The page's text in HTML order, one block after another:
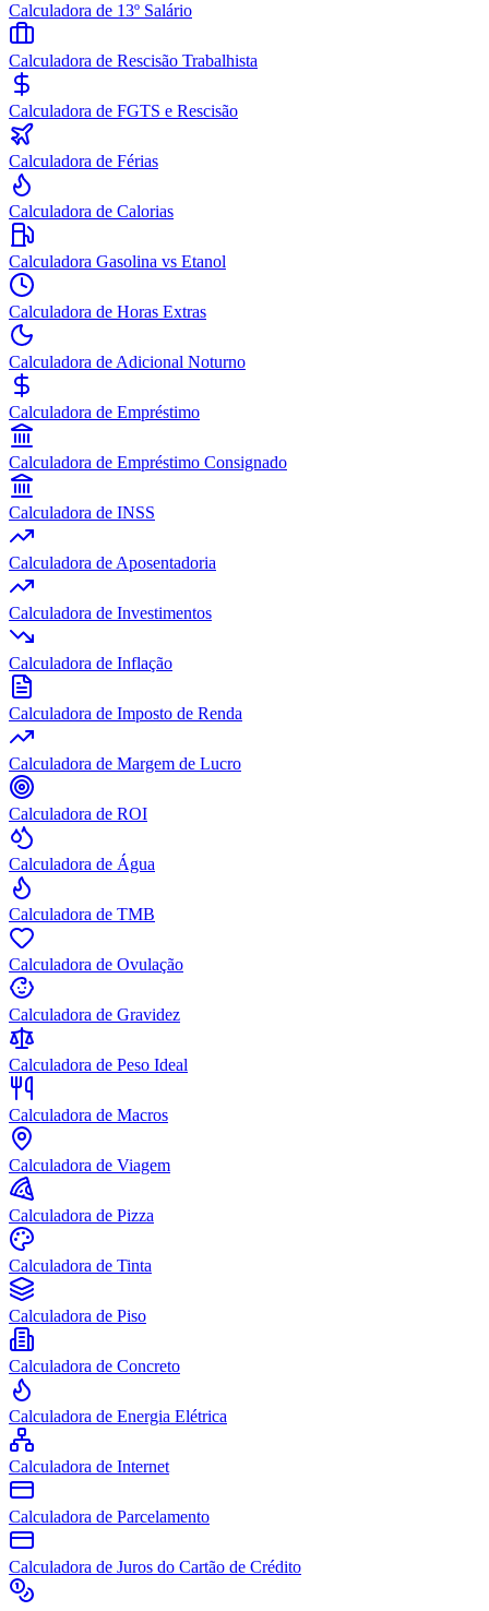
Calculadora de 13º Salário
Calculadora de Rescisão Trabalhista
Calculadora de FGTS e Rescisão
Calculadora de Férias
Calculadora de Calorias
Calculadora Gasolina vs Etanol
Calculadora de Horas Extras
Calculadora de Adicional Noturno
Calculadora de Empréstimo
Calculadora de Empréstimo Consignado
Calculadora de INSS
Calculadora de Aposentadoria
Calculadora de Investimentos
Calculadora de Inflação
Calculadora de Imposto de Renda
Calculadora de Margem de Lucro
Calculadora de ROI
Calculadora de Água
Calculadora de TMB
Calculadora de Ovulação
Calculadora de Gravidez
Calculadora de Peso Ideal
Calculadora de Macros
Calculadora de Viagem
Calculadora de Pizza
Calculadora de Tinta
Calculadora de Piso
Calculadora de Concreto
Calculadora de Energia Elétrica
Calculadora de Internet
Calculadora de Parcelamento
Calculadora de Juros do Cartão de Crédito